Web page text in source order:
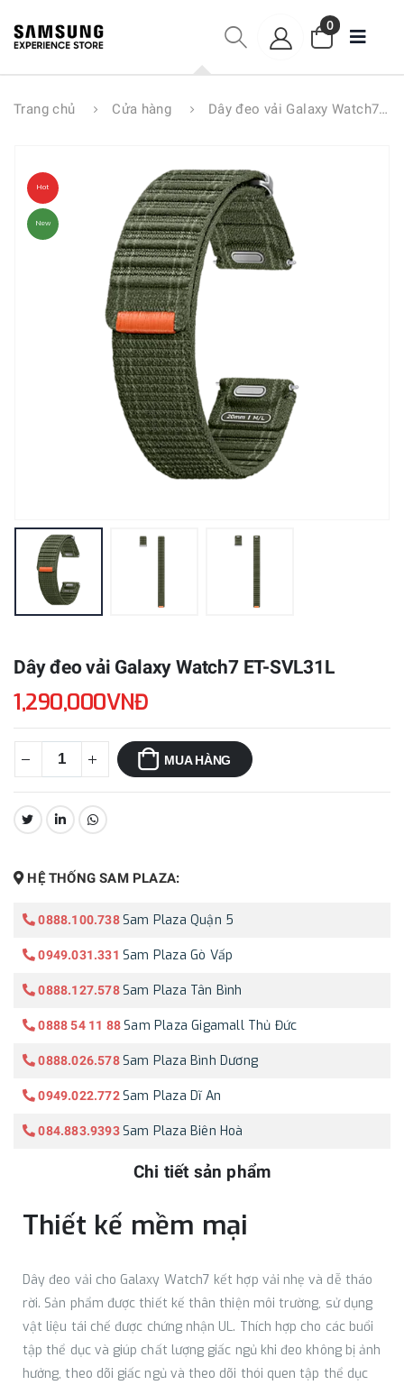
0
Trang chủ Cửa hàng Dây đeo vải Galaxy Watch7 ET-SVL31L
Hot
New
Dây đeo vải Galaxy Watch7 ET-SVL31L
1,290,000VNĐ
MUA HÀNG
CHIA SẺ:
HỆ THỐNG SAM PLAZA:
0888.100.738 Sam Plaza Quận 5
0949.031.331 Sam Plaza Gò Vấp
0888.127.578 Sam Plaza Tân Bình
0888 54 11 88 Sam Plaza Gigamall Thủ Đức
0888.026.578 Sam Plaza Bình Dương
0949.022.772 Sam Plaza Dĩ An
084.883.9393 Sam Plaza Biên Hoà
Chi tiết sản phẩm
Thiết kế mềm mại
Dây đeo vải cho Galaxy Watch7 kết hợp vải nhẹ và dễ tháo
rời. Sản phẩm được thiết kế thân thiện môi trường, sử dụng
vật liệu tái chế được chứng nhận UL. Thích hợp cho các buổi
tập thể dục và giúp chất lượng giấc ngủ khi đeo không bị ảnh
hưởng, theo dõi giấc ngủ và theo dõi thói quen tập thể dục